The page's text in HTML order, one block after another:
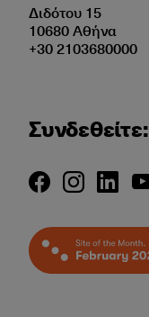
Διδότου 15
10680 Αθήνα
+30 2103680000
Συνδεθείτε: